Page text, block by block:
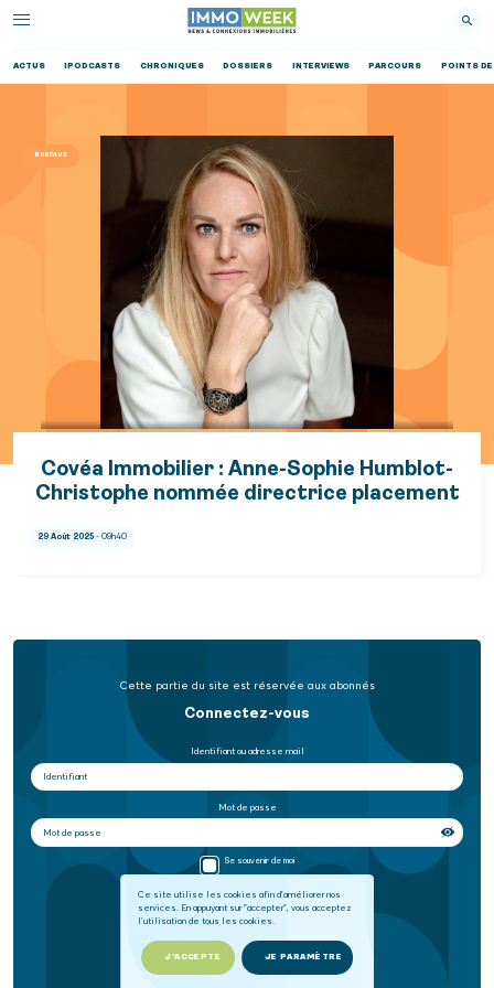
ACTUS IPODCASTS CHRONIQUES DOSSIERS INTERVIEWS PARCOURS POINTS DE
Ce site utilise les cookies afin d'améliorer nos
services. En appuyant sur "accepter", vous acceptez
l'utilisation de tous les cookies.
J'ACCEPTE JE PARAMÈTRE
BUREAUX
Covéa Immobilier : Anne-Sophie Humblot-
Christophe nommée directrice placement
29 Août 2025 - 09h40
Cette partie du site est réservée aux abonnés
Connectez-vous
Identifiant ou adresse mail
Mot de passe
Se souvenir de moi
SE CONNECTER
Mot de passe oublié